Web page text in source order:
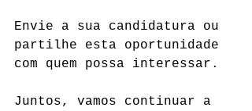
Envie a sua candidatura ou
partilhe esta oportunidade
com quem possa interessar.
Juntos, vamos continuar a